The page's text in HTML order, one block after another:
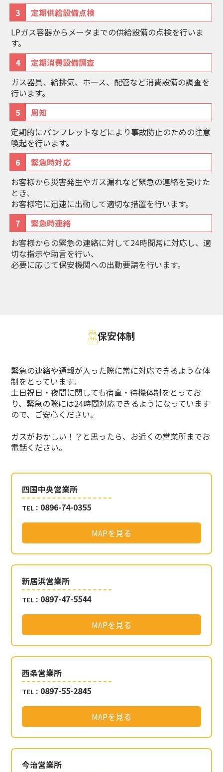
3
定期供給設備点検
LPガス容器からメータまでの供給設備の点検を行いま
す。
4
定期消費設備調査
ガス器具、給排気、ホース、配管など消費設備の調査を
行います。
5
周知
定期的にパンフレットなどにより事故防止のための注意
喚起を行います。
6
緊急時対応
お客様から災害発生やガス漏れなど緊急の連絡を受けた
とき、
お客様宅に迅速に出動して適切な措置を行います。
7
緊急時連絡
お客様からの緊急の連絡に対して24時間常に対応し、適
切な指示や助言を行い、
必要に応じて保安機関への出動要請を行います。
保安体制
緊急の連絡や通報が入った際に常に対応できるような体
制をとっています。
土日祝日・夜間に関しても宿直・待機体制をとってお
り、 緊急の際には24時間対応できるようになっています
ので、ご安心ください。
ガスがおかしい！？と思ったら、お近くの営業所までお
電話ください。
四国中央営業所
TEL： 0896-74-0355
MAPを見る
新居浜営業所
TEL： 0897-47-5544
MAPを見る
西条営業所
TEL： 0897-55-2845
MAPを見る
今治営業所